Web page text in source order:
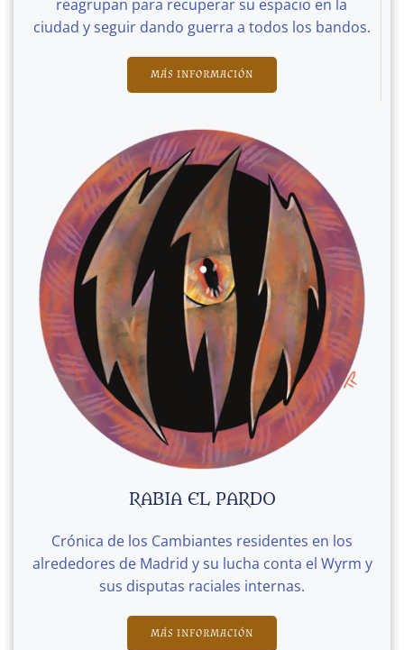
reagrupan para recuperar su espacio en la
ciudad y seguir dando guerra a todos los bandos.
MÁS INFORMACIÓN
RABIA EL PARDO
Crónica de los Cambiantes residentes en los
alrededores de Madrid y su lucha conta el Wyrm y
sus disputas raciales internas.
MÁS INFORMACIÓN